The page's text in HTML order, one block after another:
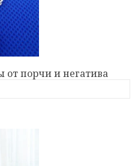
порчи и негатива